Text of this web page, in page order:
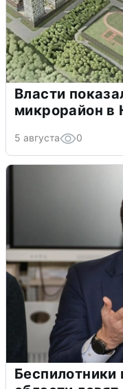
Власти
микрорайон
5 августа 0